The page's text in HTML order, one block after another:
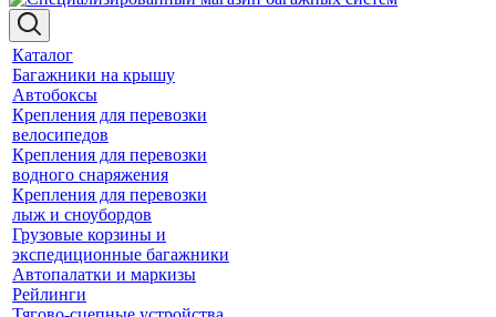
Каталог
Багажники на крышу
Автобоксы
Крепления для перевозки
велосипедов
Крепления для перевозки
водного снаряжения
Крепления для перевозки
лыж и сноубордов
Грузовые корзины и
экспедиционные багажники
Автопалатки и маркизы
Рейлинги